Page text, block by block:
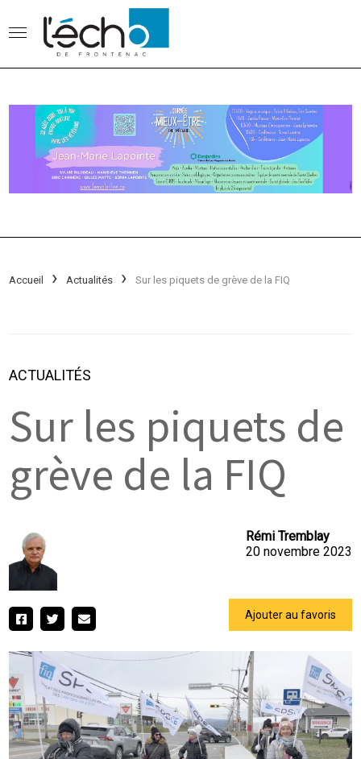
Accueil Actualités Sur les piquets de grève de la FIQ
ACTUALITÉS
Sur les piquets de
grève de la FIQ
Rémi Tremblay
20 novembre 2023
Ajouter au favoris